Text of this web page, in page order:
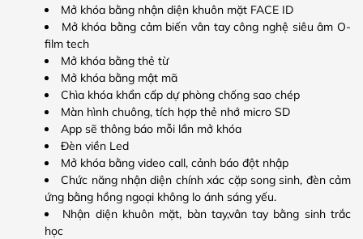
Mở khóa bằng nhận diện khuôn mặt FACE ID
Mở khóa bằng cảm biến vân tay công nghệ siêu âm O-
film tech
Mở khóa bằng thẻ từ
Mở khóa bằng mật mã
Chìa khóa khẩn cấp dự phòng chống sao chép
Màn hình chuông, tích hợp thẻ nhớ micro SD
App sẽ thông báo mỗi lần mở khóa
Đèn viền Led
Mở khóa bằng video call, cảnh báo đột nhập
Chức năng nhận diện chính xác cặp song sinh, đèn cảm
ứng bằng hồng ngoại không lo ánh sáng yếu.
Nhận diện khuôn mặt, bàn tay,vân tay bằng sinh trắc
học